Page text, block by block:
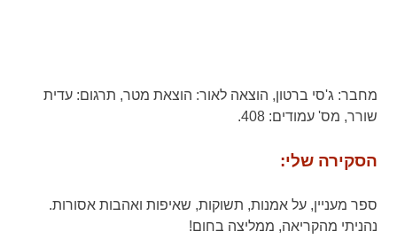
מחבר:ג'סי ברטון, הוצאה לאור: הוצאת מטר, תרגום: עדית
שורר, מס' עמודים: 408.
הסקירה שלי:
ספר מעניין, על אמנות, תשוקות, שאיפות ואהבות אסורות.
נהניתי מהקריאה, ממליצה בחום!